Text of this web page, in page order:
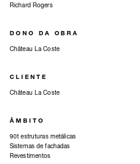
Richard Rogers
DONO DA OBRA
Château La Coste
CLIENTE
Château La Coste
ÂMBITO
90t estruturas metálicas
Sistemas de fachadas
Revestimentos